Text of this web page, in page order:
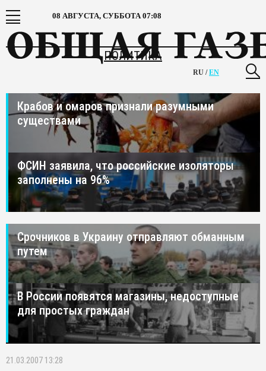
08 АВГУСТА, СУББОТА07:08
ПОЛИТИКА
RU /EN
Крабов и омаров признали разумными
существами
ФСИН заявила, что российские изоляторы
заполнены на 96%
Срочников в Украину отправляют обманным
путем
В России появятся магазины, недоступные
для простых граждан
21.03.2007 13:28